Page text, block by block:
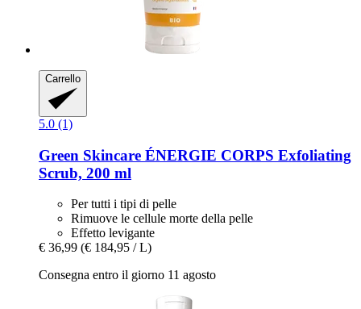
Carrello
5.0 (1)
Green Skincare ÉNERGIE CORPS Exfoliating
Scrub, 200 ml
Per tutti i tipi di pelle
Rimuove le cellule morte della pelle
Effetto levigante
€ 36,99 (€ 184,95 / L)
Consegna entro il giorno 11 agosto